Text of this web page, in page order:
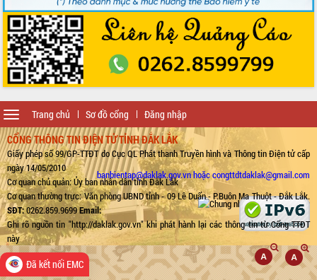
Trang chủ Sơ đồ cổng Đăng nhập
Toggle
navigation
CỔNG THÔNG TIN ĐIỆN TỬ TỈNH ĐẮK LẮK
Giấy phép số 99/GP-TTĐT do Cục QL Phát thanh Truyền hình và Thông tin Điện tử cấp
ngày 14/05/2010
Cơ quan chủ quản: Ủy ban nhân dân tỉnh Đắk Lắk
Cơ quan thường trực: Văn phòng UBND tỉnh - 09 Lê Duẩn - P.Buôn Ma Thuột - Đắk Lắk.
SĐT:0262.859.9699Email:
banbientap@daklak.gov.vn hoặc congttdtdaklak@gmail.com
Ghi rõ nguồn tin "http://daklak.gov.vn" khi phát hành lại các thông tin từ Cổng TTĐT
này
Đã kết nối EMC